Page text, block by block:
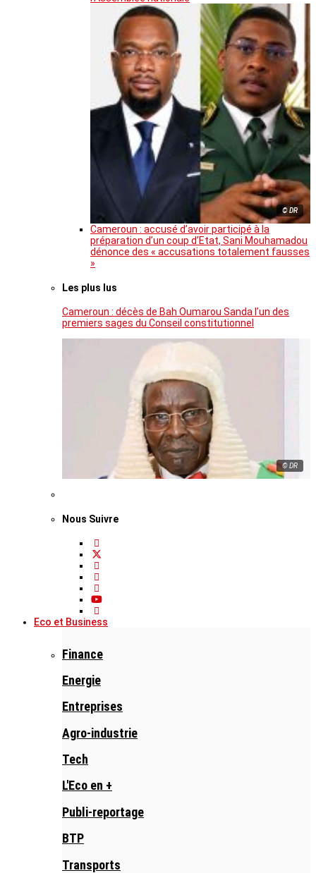
© DR
Cameroun : accusé d’avoir participé à la
préparation d’un coup d’Etat, Sani Mouhamadou
dénonce des « accusations totalement fausses
»
Les plus lus
Cameroun : décès de Bah Oumarou Sanda l’un des
premiers sages du Conseil constitutionnel
© DR
Nous Suivre
Eco et Business
Finance
Energie
Entreprises
Agro-industrie
Tech
L'Eco en +
Publi-reportage
BTP
Transports